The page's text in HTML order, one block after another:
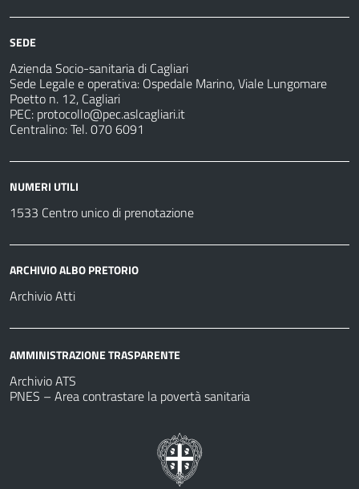
sanitarie
fare
SEDE
Azienda Socio-sanitaria di Cagliari
Sede Legale e operativa: Ospedale Marino, Viale Lungomare
Poetto n. 12, Cagliari
PEC: protocollo@pec.aslcagliari.it
Centralino: Tel. 070 6091
NUMERI UTILI
1533 Centro unico di prenotazione
ARCHIVIO ALBO PRETORIO
Archivio Atti
AMMINISTRAZIONE TRASPARENTE
Archivio ATS
PNES – Area contrastare la povertà sanitaria